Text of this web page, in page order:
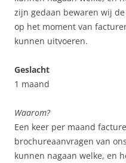
zijn gedaan bewaren wij
op het moment van
kunnen uitvoeren.
Geslacht
1 maand
Waarom?
Een keer per maand
brochureaanvragen van
kunnen nagaan welke, en